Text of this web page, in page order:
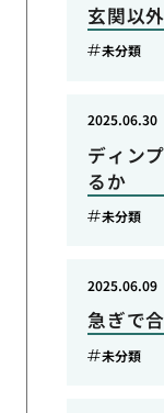
玄関以
未分類
ディン
るか
2025.06.30
未分類
急ぎで
2025.06.09
未分類